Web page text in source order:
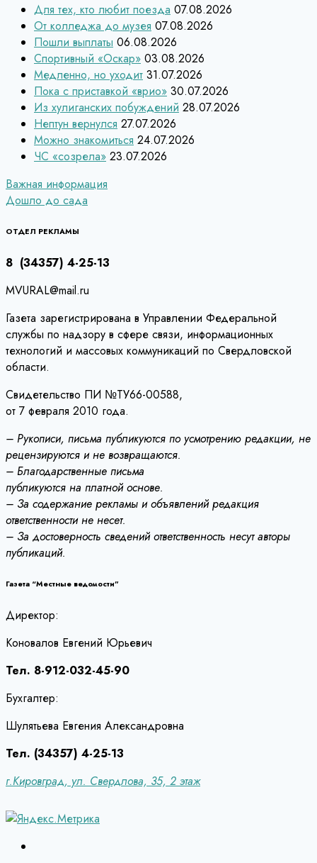
Для тех, кто любит поезда 07.08.2026
От колледжа до музея 07.08.2026
Пошли выплаты 06.08.2026
Спортивный «Оскар» 03.08.2026
Медленно, но уходит 31.07.2026
Пока с приставкой «врио» 30.07.2026
Из хулиганских побуждений 28.07.2026
Нептун вернулся 27.07.2026
Можно знакомиться 24.07.2026
ЧС «созрела» 23.07.2026
Навигация
по
записям
Важная информация
Дошло до сада
ОТДЕЛ РЕКЛАМЫ
8 (34357) 4-25-13
MVURAL@mail.ru
Газета зарегистрирована в Управлении Федеральной
службы по надзору в сфере связи, информационных
технологий и массовых коммуникаций по Свердловской
области.
Свидетельство ПИ №ТУ66-00588,
от 7 февраля 2010 года.
– Рукописи, письма публикуются по усмотрению редакции, не
рецензируются и не возвращаются.
– Благодарственные письма
публикуются на платной основе.
– За содержание рекламы и объявлений редакция
ответственности не несет.
– За достоверность сведений ответственность несут авторы
публикаций.
Газета “Местные ведомости”
Директор:
Коновалов Евгений Юрьевич
Тел. 8-912-032-45-90
Бухгалтер:
Шулятьева Евгения Александровна
Тел. (34357) 4-25-13
г.Кировград, ул. Свердлова, 35, 2 этаж